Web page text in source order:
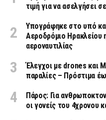
τιμή για να ασελγήσει
Υπογράφηκε στο υπό
Αεροδρόμιο Ηρακλείου
αεροναυτιλίας
Έλεγχοι με drones και
παραλίες – Πρόστιμα
Πάρος: Για
οι γονείς του 4χρονου